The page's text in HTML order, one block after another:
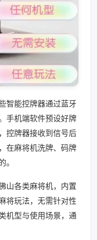
智能控牌器通过蓝牙
手机端软件预设好牌
控牌器接收到信号后
在麻将机洗牌、码牌
。
山各类麻将机，内置
将玩法，无需针对性
机型与使用场景，通